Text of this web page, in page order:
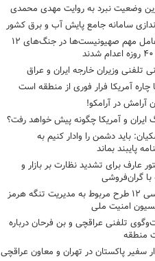
وضعیت نبرد به روایت مهدی محمدی
سامانه جامع پایش آب و برق کشور
۲ عامل مهم صهیونیست‌ها در جنگ‌های ۱۲
تلفنی وزیران خارجه ایران و عراق
چاره آمریکا فرار فوری از منطقه است
آرامش در آرامکو!
ایران و آمریکا چگونه پیش خواهد رفت؟
باید دشمن را وادار کنیم به
عارف برای تشدید نظارت بر بازار و
با گران‌فروشی
بررسی ۱۲ طرح مربوط به مدیریت تنگه هرمز
امنیت ملی
تلفنی عراقچی و بن فرحان درباره
منطقه
سفیر پاکستان در تهران و معاون عراقچی